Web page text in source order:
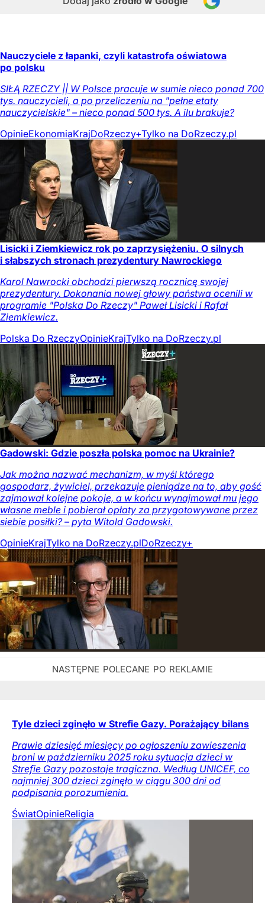
Nauczyciele z łapanki, czyli katastrofa oświatowa
po polsku
SIŁĄ RZECZY || W Polsce pracuje w sumie nieco ponad 700
tys. nauczycieli, a po przeliczeniu na "pełne etaty
nauczycielskie" – nieco ponad 500 tys. A ilu brakuje?
OpinieEkonomiaKrajDoRzeczy+Tylko na DoRzeczy.pl
Lisicki i Ziemkiewicz rok po zaprzysiężeniu. O silnych
i słabszych stronach prezydentury Nawrockiego
Karol Nawrocki obchodzi pierwszą rocznicę swojej
prezydentury. Dokonania nowej głowy państwa ocenili w
programie "Polska Do Rzeczy" Paweł Lisicki i Rafał
Ziemkiewicz.
Polska Do RzeczyOpinieKrajTylko na DoRzeczy.pl
Gadowski: Gdzie poszła polska pomoc na Ukrainie?
Jak można nazwać mechanizm, w myśl którego
gospodarz, żywiciel, przekazuje pieniądze na to, aby gość
zajmował kolejne pokoje, a w końcu wynajmował mu jego
własne meble i pobierał opłaty za przygotowywane przez
siebie posiłki? – pyta Witold Gadowski.
OpinieKrajTylko na DoRzeczy.plDoRzeczy+
Tyle dzieci zginęło w Strefie Gazy. Porażający bilans
Prawie dziesięć miesięcy po ogłoszeniu zawieszenia
broni w październiku 2025 roku sytuacja dzieci w
Strefie Gazy pozostaje tragiczna. Według UNICEF, co
najmniej 300 dzieci zginęło w ciągu 300 dni od
podpisania porozumienia.
ŚwiatOpinieReligia